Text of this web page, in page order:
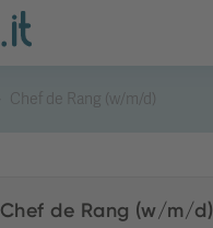
Chef de Rang (w/m/d)
Chef de Rang (w/m/d)